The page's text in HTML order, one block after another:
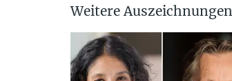
Weitere Auszeichnungen